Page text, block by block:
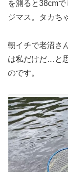
を測ると38cm
ジマス。タカち
朝イチで老沼さ
は私だけだ…と
のです。